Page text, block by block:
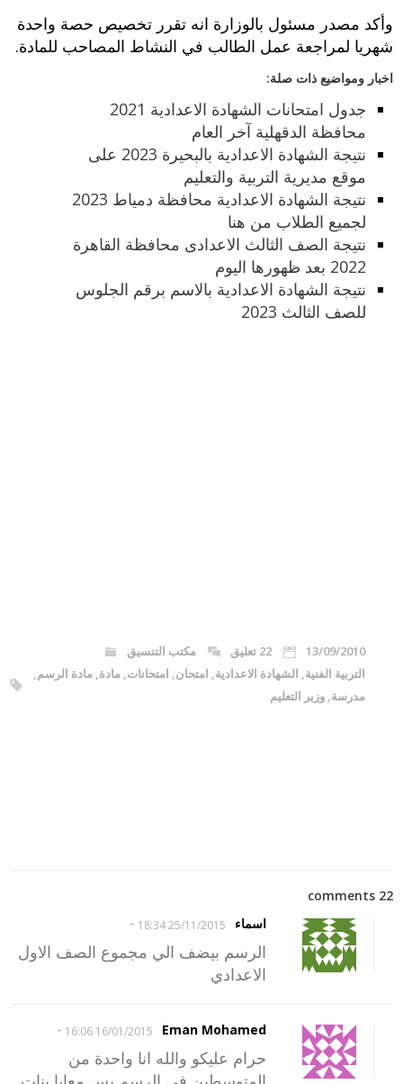
وأكد مصدر مسئول بالوزارة انه تقرر تخصيص حصة واحدة
شهريا لمراجعة عمل الطالب في النشاط المصاحب للمادة.
اخبار ومواضيع ذات صلة:
جدول امتحانات الشهادة الاعدادية 2021
محافظة الدقهلية آخر العام
نتيجة الشهادة الاعدادية بالبحيرة 2023 على
موقع مديرية التربية والتعليم
نتيجة الشهادة الاعدادية محافظة دمياط 2023
لجميع الطلاب من هنا
نتيجة الصف الثالث الاعدادى محافظة القاهرة
2022 بعد ظهورها اليوم
نتيجة الشهادة الاعدادية بالاسم برقم الجلوس
للصف الثالث 2023
13/09/2010 22 تعليق
مكتب التنسيق
التربية الفنية, الشهادة الاعدادية, امتحان, امتحانات,مادة,مادة الرسم,
مدرسة,وزير التعليم
22 comments
اسماء
25/11/2015 18:34
-
الرسم بيضف الي مجموع الصف الاول
الاعدادي
Eman Mohamed
16/01/2015 16:06
-
حرام عليكو والله انا واحدة من